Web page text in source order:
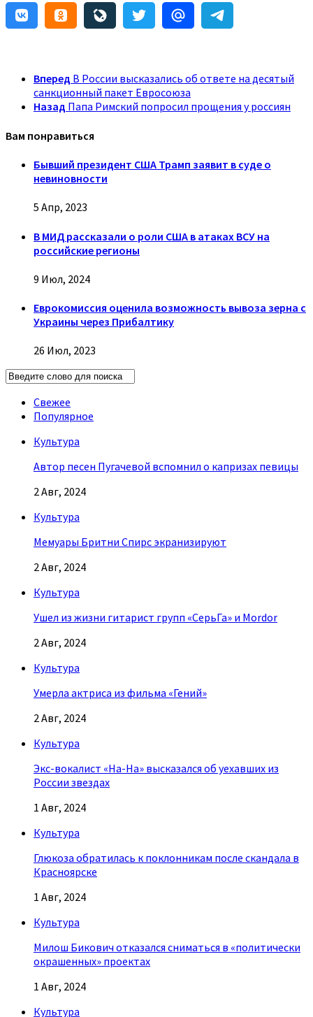
Вперед В России высказались об ответе на десятый
санкционный пакет Евросоюза
Назад Папа Римский попросил прощения у россиян
Вам понравиться
Бывший президент США Трамп заявит в суде о
невиновности
5 Апр, 2023
В МИД рассказали о роли США в атаках ВСУ на
российские регионы
9 Июл, 2024
Еврокомиссия оценила возможность вывоза зерна с
Украины через Прибалтику
26 Июл, 2023
Свежее
Популярное
Культура
Автор песен Пугачевой вспомнил о капризах певицы
2 Авг, 2024
Культура
Мемуары Бритни Спирс экранизируют
2 Авг, 2024
Культура
Ушел из жизни гитарист групп «СерьГа» и Mordor
2 Авг, 2024
Культура
Умерла актриса из фильма «Гений»
2 Авг, 2024
Культура
Экс-вокалист «На-На» высказался об уехавших из
России звездах
1 Авг, 2024
Культура
Глюкоза обратилась к поклонникам после скандала в
Красноярске
1 Авг, 2024
Культура
Милош Бикович отказался сниматься в «политически
окрашенных» проектах
1 Авг, 2024
Культура